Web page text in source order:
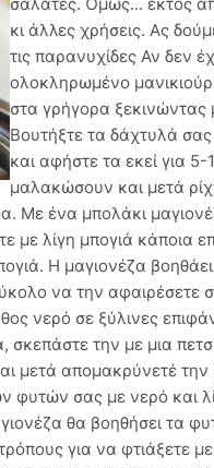
κι άλλες χρήσεις. Ας
τις παρανυχίδες Αν δεν
ολοκληρωμένο
στα γρήγορα ξεκινώντας
Βουτήξτε τα δάχτυλά
και αφήστε τα εκεί για
μαλακώσουν και μετά
Με ένα μπολάκι
με λίγη μπογιά κάποια
Η μαγιονέζα
να την αφαιρέσετε
νερό σε ξύλινες
την με μια
μετά απομακρύνετέ
σας με νερό και
θα βοηθήσει τα
για να φτιάξετε